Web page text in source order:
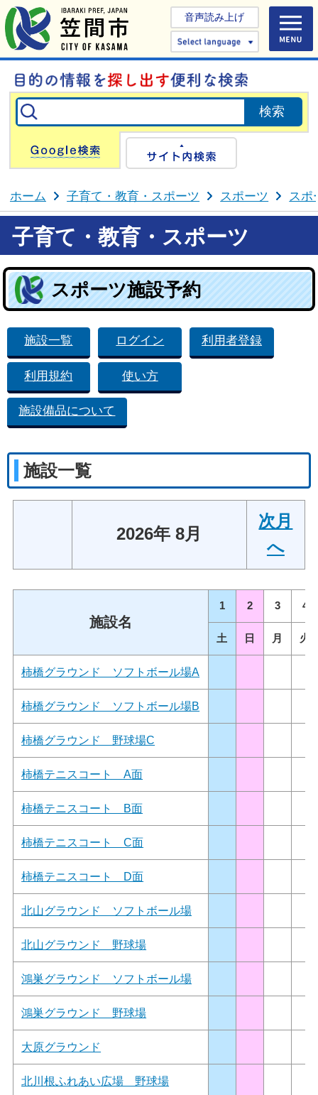
音声読み上げ
Select
Google検索
ホーム 子育て・教育・スポーツ スポーツ スポ
子育て・教育・スポーツ
スポーツ施設予約
施設一覧 ログイン 利用者登録
利用規約 使い方
施設備品について
施設一覧
2026年 8月
次月
へ
施設名
1 2 3 4
土 日 月 火
柿橋グラウンド ソフトボール場A
柿橋グラウンド ソフトボール場B
柿橋グラウンド 野球場C
柿橋テニスコート A面
柿橋テニスコート B面
柿橋テニスコート C面
柿橋テニスコート D面
北山グラウンド ソフトボール場
北山グラウンド 野球場
鴻巣グラウンド ソフトボール場
鴻巣グラウンド 野球場
大原グラウンド
北川根ふれあい広場 野球場